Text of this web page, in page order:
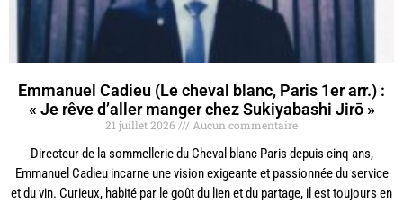
Emmanuel Cadieu (Le cheval blanc, Paris 1er arr.) :
« Je rêve d’aller manger chez Sukiyabashi Jirō »
21 juillet 2026 Aucun commentaire
Directeur de la sommellerie du Cheval blanc Paris depuis cinq ans,
Emmanuel Cadieu incarne une vision exigeante et passionnée du service
et du vin. Curieux, habité par le goût du lien et du partage, il est toujours en